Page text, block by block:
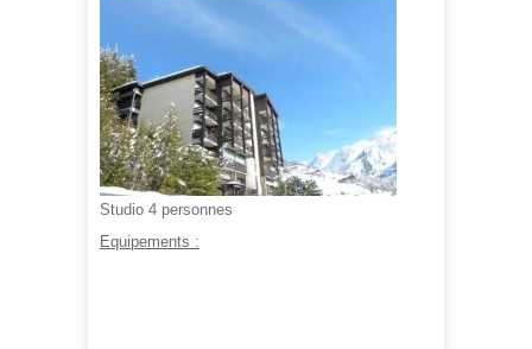
Studio 4 personnes
Equipements :